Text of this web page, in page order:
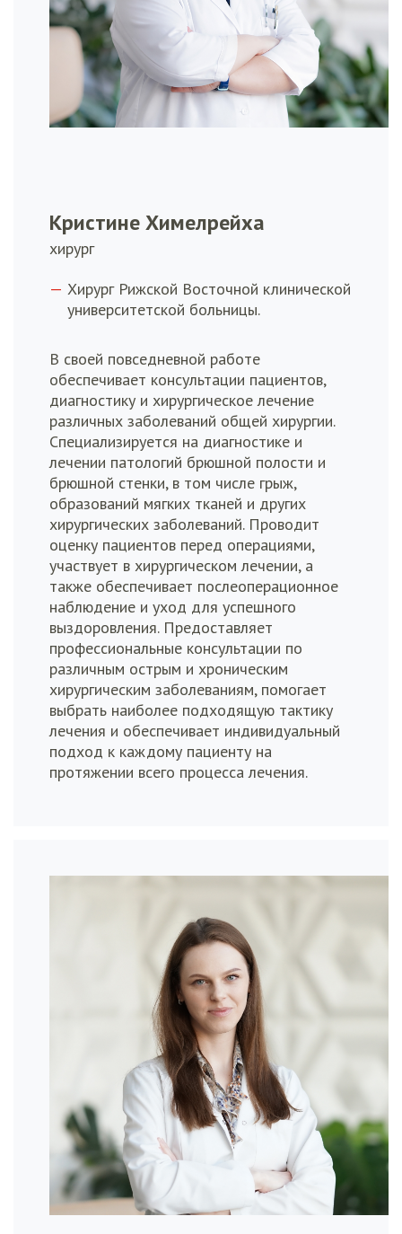
Кристине Химелрейха
хирург
Хирург Рижской Восточной клинической
университетской больницы.
В своей повседневной работе
обеспечивает консультации пациентов,
диагностику и хирургическое лечение
различных заболеваний общей хирургии.
Специализируется на диагностике и
лечении патологий брюшной полости и
брюшной стенки, в том числе грыж,
образований мягких тканей и других
хирургических заболеваний. Проводит
оценку пациентов перед операциями,
участвует в хирургическом лечении, а
также обеспечивает послеоперационное
наблюдение и уход для успешного
выздоровления. Предоставляет
профессиональные консультации по
различным острым и хроническим
хирургическим заболеваниям, помогает
выбрать наиболее подходящую тактику
лечения и обеспечивает индивидуальный
подход к каждому пациенту на
протяжении всего процесса лечения.